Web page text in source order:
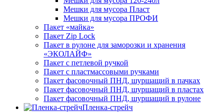
Мешки для мусора Пласт
Мешки для мусора ПРОФИ
Пакет «майка»
Пакет Zip Lock
Пакет в рулоне для заморозки и хранения
«ЭКОЛАЙФ»
Пакет с петлевой ручкой
Пакет с пластмассовыми ручками
Пакет фасовочный ПНД, шуршащий в пачках
Пакет фасовочный ПНД, шуршащий в пластах
Пакет фасовочный ПНД, шуршащий в рулоне
Пленка-стрейч